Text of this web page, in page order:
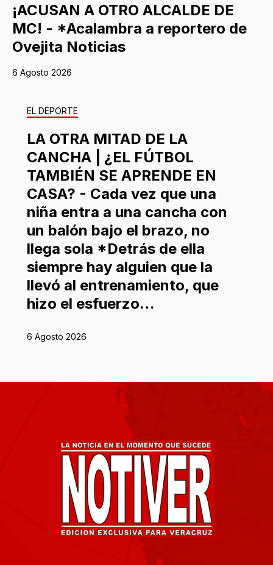
¡ACUSAN A OTRO ALCALDE DE
MC! - *Acalambra a reportero de
Ovejita Noticias
6 Agosto 2026
EL DEPORTE
LA OTRA MITAD DE LA
CANCHA | ¿EL FÚTBOL
TAMBIÉN SE APRENDE EN
CASA? - Cada vez que una
niña entra a una cancha con
un balón bajo el brazo, no
llega sola *Detrás de ella
siempre hay alguien que la
llevó al entrenamiento, que
hizo el esfuerzo…
6 Agosto 2026